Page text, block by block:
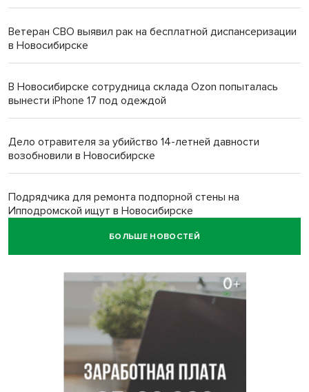
Ветеран СВО выявил рак на бесплатной диспансеризации
в Новосибирске
В Новосибирске сотрудница склада Ozon попыталась
вынести iPhone 17 под одеждой
Дело отравителя за убийство 14-летней давности
возобновили в Новосибирске
Подрядчика для ремонта подпорной стены на
Ипподромской ищут в Новосибирске
БОЛЬШЕ НОВОСТЕЙ